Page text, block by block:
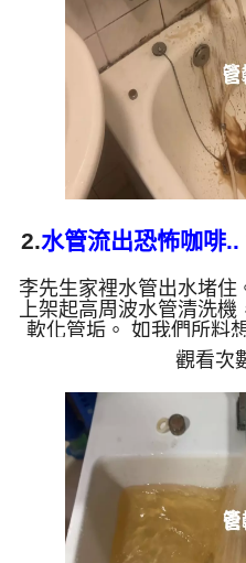
（氧化錳）： 常見於地
合金接
2.水管流出恐怖咖啡
李先生家裡水管出水堵
上架起高周波水管清洗
軟化管垢。 如我們所料
路噴出髒水，瞬間變成
積在管壁的泥沙與鐵鏽
終於變乾淨，出水量也
期「大掃除」？ 管壁髒
同的水質也會產生不同
（鐵鏽/泥沙）： 常見
（氧化錳）： 抽取地下
觀看次